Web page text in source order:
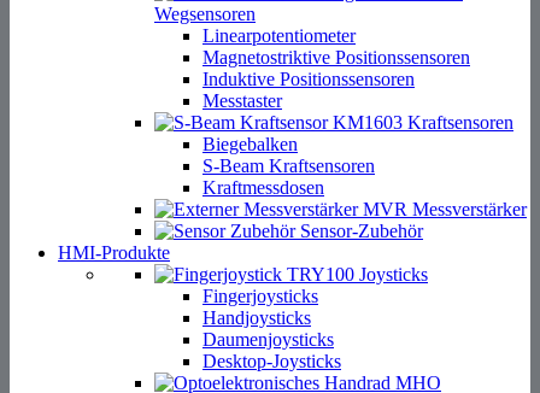
Wegsensoren
Linearpotentiometer
Magnetostriktive Positionssensoren
Induktive Positionssensoren
Messtaster
Kraftsensoren
Biegebalken
S-Beam Kraftsensoren
Kraftmessdosen
Messverstärker
Sensor-Zubehör
HMI-Produkte
Joysticks
Fingerjoysticks
Handjoysticks
Daumenjoysticks
Desktop-Joysticks